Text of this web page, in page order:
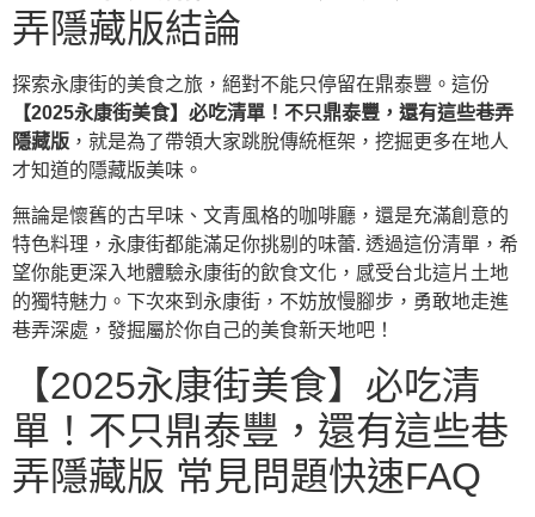
弄隱藏版結論
探索永康街的美食之旅，絕對不能只停留在鼎泰豐。這份
【2025永康街美食】必吃清單！不只鼎泰豐，還有這些巷弄
隱藏版 ，就是為了帶領大家跳脫傳統框架，挖掘更多在地人
才知道的隱藏版美味。
無論是懷舊的古早味、文青風格的咖啡廳，還是充滿創意的
特色料理，永康街都能滿足你挑剔的味蕾. 透過這份清單，希
望你能更深入地體驗永康街的飲食文化，感受台北這片土地
的獨特魅力。下次來到永康街，不妨放慢腳步，勇敢地走進
巷弄深處，發掘屬於你自己的美食新天地吧！
【2025永康街美食】必吃清
單！不只鼎泰豐，還有這些巷
弄隱藏版 常見問題快速FAQ